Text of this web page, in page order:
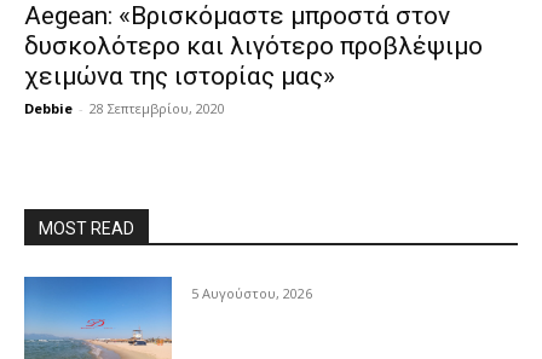
Aegean: «Βρισκόμαστε μπροστά στον
δυσκολότερο και λιγότερο προβλέψιμο
χειμώνα της ιστορίας μας»
Debbie - 28 Σεπτεμβρίου, 2020
MOST READ
5 Αυγούστου, 2026